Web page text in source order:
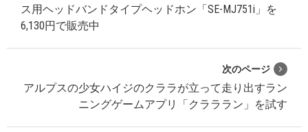
ス用ヘッドバンドタイプヘッドホン「SE-MJ751i」を
6,130円で販売中
次のページ
アルプスの少女ハイジのクララが立って走り出すラン
ニングゲームアプリ「クラララン」を試す